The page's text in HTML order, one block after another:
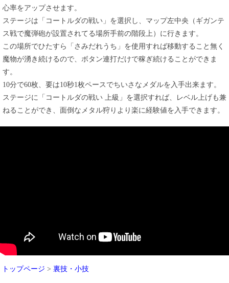
心率をアップさせます。
ステージは「コートルダの戦い」を選択し、マップ左中央（ギガンテ
ス戦で魔弾砲が設置されてる場所手前の階段上）に行きます。
この場所でひたすら「さみだれうち」を使用すれば移動すること無く
魔物が湧き続けるので、ボタン連打だけで稼ぎ続けることができま
す。
10分で60枚、要は10秒1枚ペースでちいさなメダルを入手出来ます。
ステージに「コートルダの戦い 上級」を選択すれば、レベル上げも兼
ねることができ、面倒なメタル狩りより楽に経験値を入手できます。
トップページ > 裏技・小技